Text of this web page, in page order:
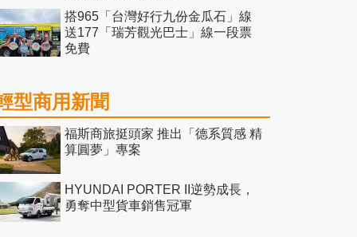
搭965「台灣好行九份金瓜石」線
送177「瑞芳觀光巴士」線一段票
免費
型商用新聞
福斯商旅挺頭家 推出「德系質感 精
算圓夢」專案
HYUNDAI PORTER II逆勢成長，
勇奪中型貨車銷售冠軍